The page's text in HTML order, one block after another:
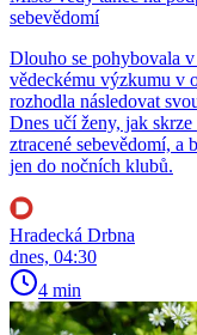
sebevědomí
Dlouho se pohybovala
vědeckému výzkumu v
rozhodla následovat
Dnes učí ženy, jak
ztracené sebevědomí, a
jen do nočních klubů.
Hradecká Drbna
dnes, 04:30
4 min